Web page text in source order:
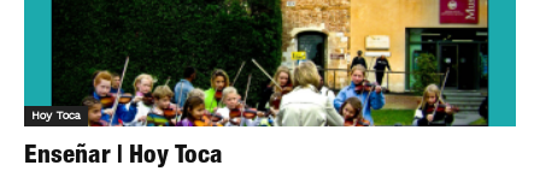
Hoy Toca
Enseñar | Hoy Toca